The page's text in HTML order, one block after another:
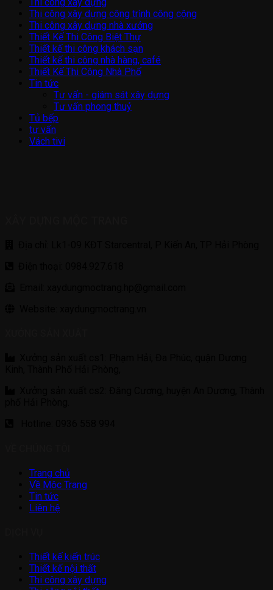
Thi công xây dựng
Thi công xây dựng công trình công cộng
Thi công xây dựng nhà xưởng
Thiết Kế Thi Công Biệt Thự
Thiết kế thi công khách sạn
Thiết kế thi công nhà hàng, café
Thiết Kế Thi Công Nhà Phố
Tin tức
Tư vấn - giám sát xây dựng
Tư vấn phong thuỷ
Tủ bếp
tư vấn
Vách tivi
Trang chủ
Về Mộc Trang
Tin tức
Liên hệ
Thiết kế kiến trúc
Thiết kế nội thất
Thi công xây dựng